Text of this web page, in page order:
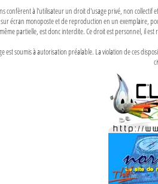
confèrent à l'utilisateur un droit d'usage privé, non
écran monoposte et de reproduction en un exemplaire,
partielle, est donc interdite. Ce droit est personnel, il
est soumis à autorisation préalable. La violation de ces